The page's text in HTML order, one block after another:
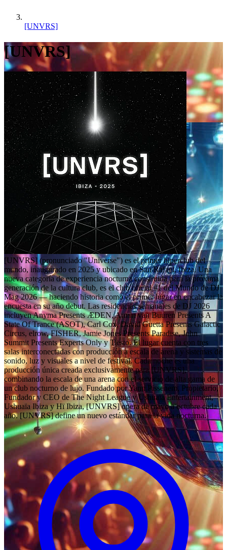
[UNVRS]
[UNVRS]
[UNVRS] (pronunciado "Universe") es el primer hiperclub del
mundo, inaugurado en 2025 y ubicado en San Rafael, Ibiza. Una
nueva categoría de experiencia nocturna construida para la próxima
generación de la cultura club, es el club oficial #1 del Mundo de DJ
Mag 2026 — haciendo historia como el primer lugar en encabezar la
encuesta en su año debut. Las residencias semanales de DJ 2026
incluyen Anyma Presents ÆDEN, Armin van Buuren Presents A
State Of Trance (ASOT), Carl Cox, David Guetta Presents Galactic
Circus, elrow, FISHER, Jamie Jones Presents Paradise, John
Summit Presents Experts Only y Tiësto. El lugar cuenta con tres
salas interconectadas con producción a escala de arena y sistemas de
sonido, luz y visuales a nivel de festival. Cada noche es una
producción única creada exclusivamente para [UNVRS],
combinando la escala de una arena con el servicio de alta gama de
un club nocturno de lujo. Fundado por Yann Pissenem, Propietario,
Fundador y CEO de The Night League y Ushuaïa Entertainment,
Ushuaïa Ibiza y Hï Ibiza, [UNVRS] opera de mayo a octubre cada
año. [UNVRS] define un nuevo estándar para la vida nocturna.